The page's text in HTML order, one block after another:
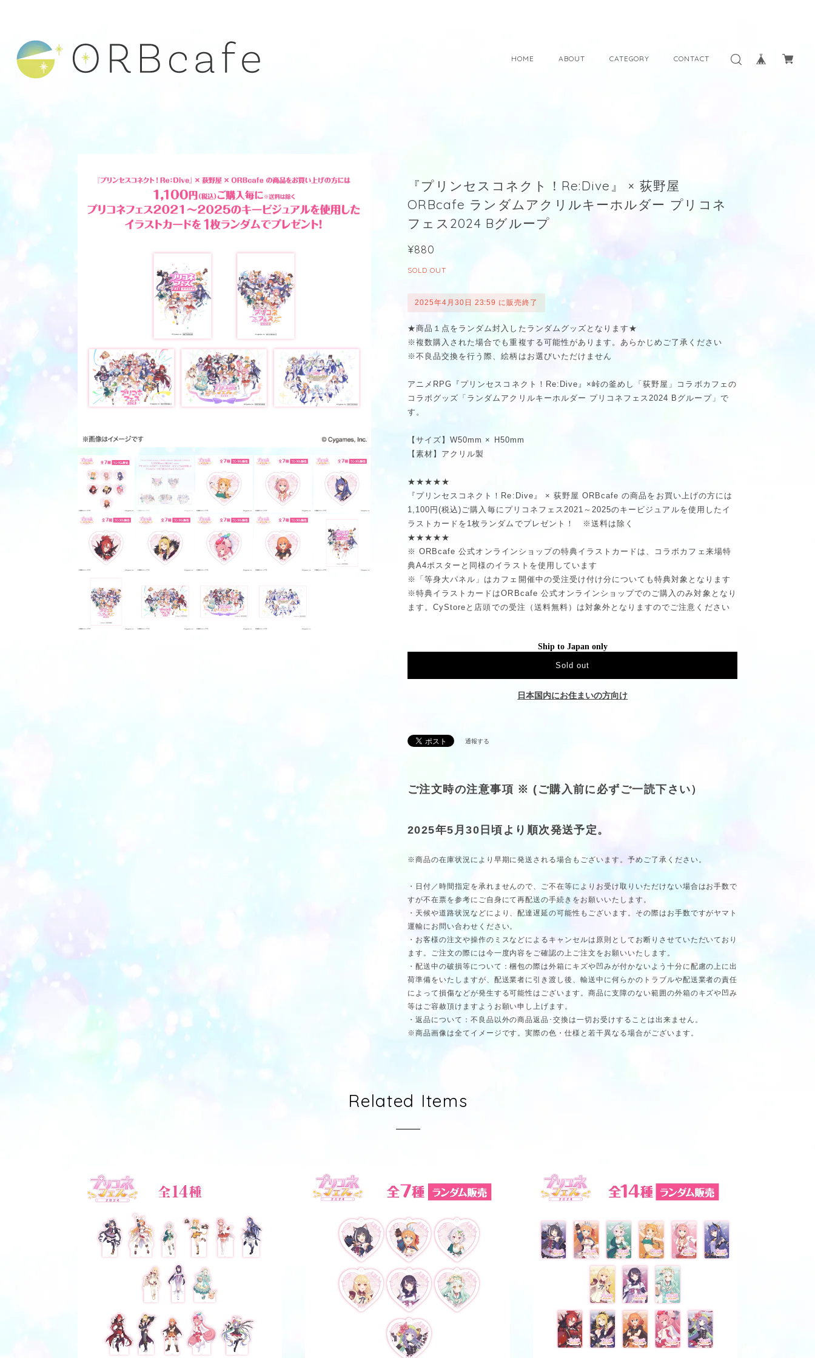
HOME ABOUT CATEGORY CONTACT
『プリンセスコネクト！Re:Dive』 × 荻野屋
ORBcafe ランダムアクリルキーホルダー プリコネ
フェス2024 Bグループ
¥880
SOLD OUT
2025年4月30日 23:59 に販売終了
★商品１点をランダム封入したランダムグッズとなります★
※複数購入された場合でも重複する可能性があります。あらかじめご了承ください
※不良品交換を行う際、絵柄はお選びいただけません
アニメRPG『プリンセスコネクト！Re:Dive』×峠の釜めし「荻野屋」コラボカフェの
コラボグッズ「ランダムアクリルキーホルダー プリコネフェス2024 Bグループ」で
す。
【サイズ】W50mm × H50mm
【素材】アクリル製
★★★★★
『プリンセスコネクト！Re:Dive』 × 荻野屋 ORBcafe の商品をお買い上げの方には
1,100円(税込)ご購入毎にプリコネフェス2021～2025のキービジュアルを使用したイ
ラストカードを1枚ランダムでプレゼント！ ※送料は除く
★★★★★
※ ORBcafe 公式オンラインショップの特典イラストカードは、コラボカフェ来場特
典A4ポスターと同様のイラストを使用しています
※「等身大パネル」はカフェ開催中の受注受け付け分についても特典対象となります
※特典イラストカードはORBcafe 公式オンラインショップでのご購入のみ対象となり
ます。CyStoreと店頭での受注（送料無料）は対象外となりますのでご注意ください
Ship to Japan only
Sold out
日本国内にお住まいの方向け
通報する
ご注文時の注意事項 ※ (ご購入前に必ずご一読下さい）
2025年5月30日頃より順次発送予定。
※商品の在庫状況により早期に発送される場合もございます。予めご了承ください。
・日付／時間指定を承れませんので、ご不在等によりお受け取りいただけない場合はお手数で
すが不在票を参考にご自身にて再配送の手続きをお願いいたします。
・天候や道路状況などにより、配達遅延の可能性もございます。その際はお手数ですがヤマト
運輸にお問い合わせください。
・お客様の注文や操作のミスなどによるキャンセルは原則としてお断りさせていただいており
ます。ご注文の際には今一度内容をご確認の上ご注文をお願いいたします。
・配送中の破損等について：梱包の際は外箱にキズや凹みが付かないよう十分に配慮の上に出
荷準備をいたしますが、配送業者に引き渡し後、輸送中に何らかのトラブルや配送業者の責任
によって損傷などが発生する可能性はございます。商品に支障のない範囲の外箱のキズや凹み
等はご容赦頂けますようお願い申し上げます。
・返品について：不良品以外の商品返品･交換は一切お受けすることは出来ません。
※商品画像は全てイメージです。実際の色・仕様と若干異なる場合がございます。
Related Items